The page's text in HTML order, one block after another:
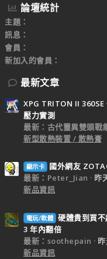
論壇統計
主題
訊息
會員
新加入的會員
最新文章
XPG TRITON II
壓力實測
最新：古代靈異雙頭戰
新型散熱裝置 / 散熱膏
顯示卡
國外網友
最新：Peter_Jian
昨
新品資訊
電玩/軟體 硬體貴到買
3 年內翻倍
最新：soothepain
新品資訊